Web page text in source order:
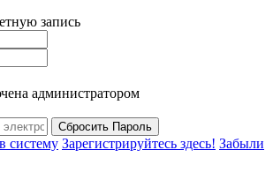
запись
администратором
Сбросить Пароль
систему Зарегистрируйтесь здесь! Забыли